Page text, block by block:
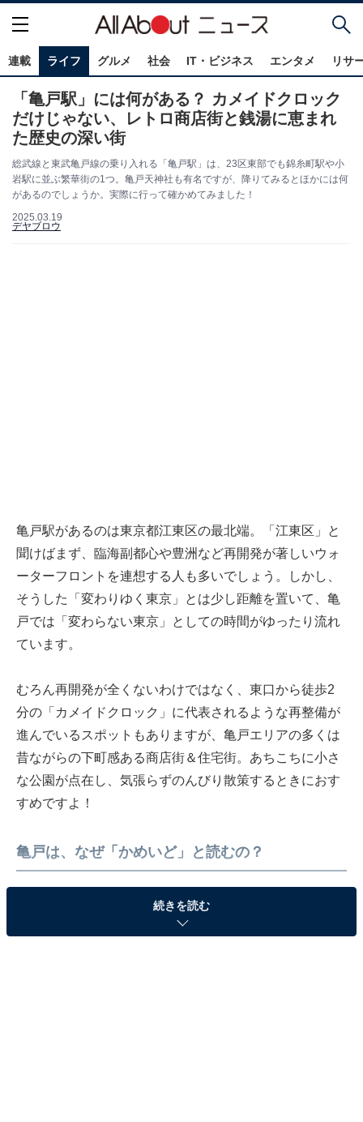
連載 ライフ グルメ 社会 IT・ビジネス エンタメ リサ
「亀戸駅」には何がある？ カメイドクロック
だけじゃない、レトロ商店街と銭湯に恵まれ
た歴史の深い街
総武線と東武亀戸線の乗り入れる「亀戸駅」は、23区東部でも錦糸町駅や小
岩駅に並ぶ繁華街の1つ。亀戸天神社も有名ですが、降りてみるとほかには何
があるのでしょうか。実際に行って確かめてみました！
2025.03.19
デヤブロウ
亀戸駅があるのは東京都江東区の最北端。「江東区」と
聞けばまず、臨海副都心や豊洲など再開発が著しいウォ
ーターフロントを連想する人も多いでしょう。しかし、
そうした「変わりゆく東京」とは少し距離を置いて、亀
戸では「変わらない東京」としての時間がゆったり流れ
ています。
むろん再開発が全くないわけではなく、東口から徒歩2
分の「カメイドクロック」に代表されるような再整備が
進んでいるスポットもありますが、亀戸エリアの多くは
昔ながらの下町感ある商店街＆住宅街。あちこちに小さ
な公園が点在し、気張らずのんびり散策するときにおす
すめですよ！
亀戸は、なぜ「かめいど」と読むの？
続きを読む